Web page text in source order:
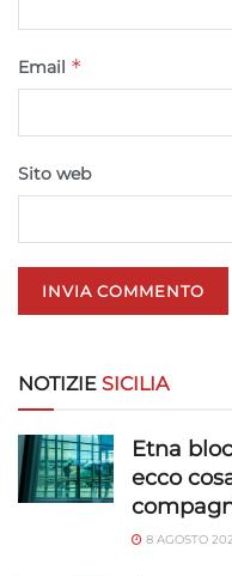
Identificare i dispositivi in
trasmesse
Riconoscere i
Garantire la sicurezza,
rilevare frodi,
e presentare
privacy.
Email *
Sito web
NOTIZIE SICILIA
Etna
ecco
8 AGOSTO